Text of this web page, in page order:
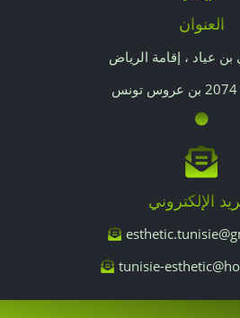
العنوان
عياد ، إقامة الرياض
الإلكتروني
tunisie-